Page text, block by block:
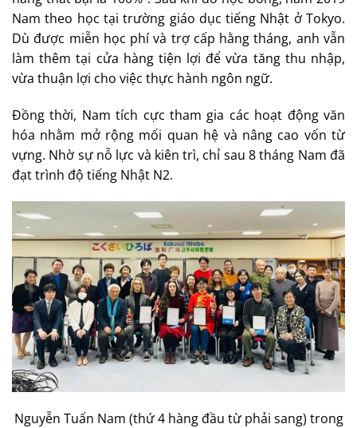
Nam theo học tại trường giáo dục tiếng Nhật ở Tokyo.
Dù được miễn học phí và trợ cấp hằng tháng, anh vẫn
làm thêm tại cửa hàng tiện lợi để vừa tăng thu nhập,
vừa thuận lợi cho việc thực hành ngôn ngữ.
Đồng thời, Nam tích cực tham gia các hoạt động văn
hóa nhằm mở rộng mối quan hệ và nâng cao vốn từ
vựng. Nhờ sự nỗ lực và kiên trì, chỉ sau 8 tháng Nam đã
đạt trình độ tiếng Nhật N2.
Nguyễn Tuấn Nam (thứ 4 hàng đầu từ phải sang) trong